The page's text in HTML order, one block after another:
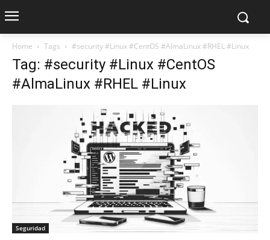
Home Tags #security #Linux #CentOS #AlmaLinux #RHEL #Linux
Tag: #security #Linux #CentOS
#AlmaLinux #RHEL #Linux
Seguridad